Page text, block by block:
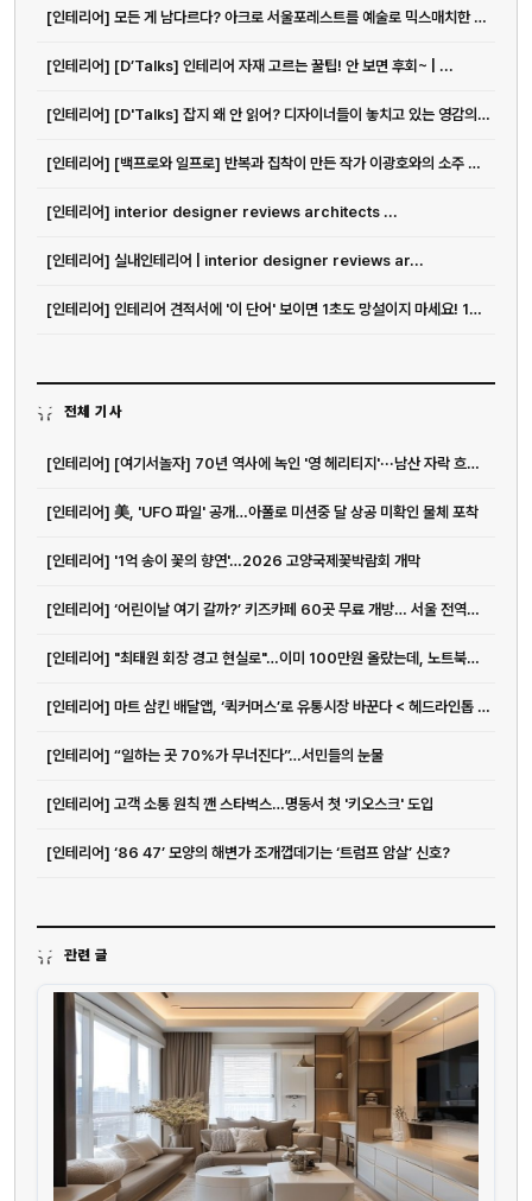
[인테리어] 모든 게 남다르다? 아크로 서울포레스트를 예술로 믹스매치한 그루스튜...
[인테리어] [D’Talks] 인테리어 자재 고르는 꿀팁! 안 보면 후회~ | ...
[인테리어] [D'Talks] 잡지 왜 안 읽어? 디자이너들이 놓치고 있는 영감의 원천
[인테리어] [백프로와 일프로] 반복과 집착이 만든 작가 이광호와의 소주 한 잔
[인테리어] interior designer reviews architects ...
[인테리어] 실내인테리어 | interior designer reviews ar...
[인테리어] 인테리어 견적서에 '이 단어' 보이면 1초도 망설이지 마세요! 10...
전체 기사
[인테리어] [여기서놀자] 70년 역사에 녹인 '영 헤리티지'···남산 자락 흐르는 앰...
[인테리어] 美, 'UFO 파일' 공개…아폴로 미션중 달 상공 미확인 물체 포착
[인테리어] '1억 송이 꽃의 향연'…2026 고양국제꽃박람회 개막
[인테리어] ‘어린이날 여기 갈까?’ 키즈카페 60곳 무료 개방… 서울 전역이 놀이...
[인테리어] "최태원 회장 경고 현실로"…이미 100만원 올랐는데, 노트북값 더 오른다고?
[인테리어] 마트 삼킨 배달앱, ‘퀵커머스’로 유통시장 바꾼다 < 헤드라인톱 <...
[인테리어] “일하는 곳 70%가 무너진다”…서민들의 눈물
[인테리어] 고객 소통 원칙 깬 스타벅스…명동서 첫 '키오스크' 도입
[인테리어] ‘86 47’ 모양의 해변가 조개껍데기는 ‘트럼프 암살’ 신호?
관련 글